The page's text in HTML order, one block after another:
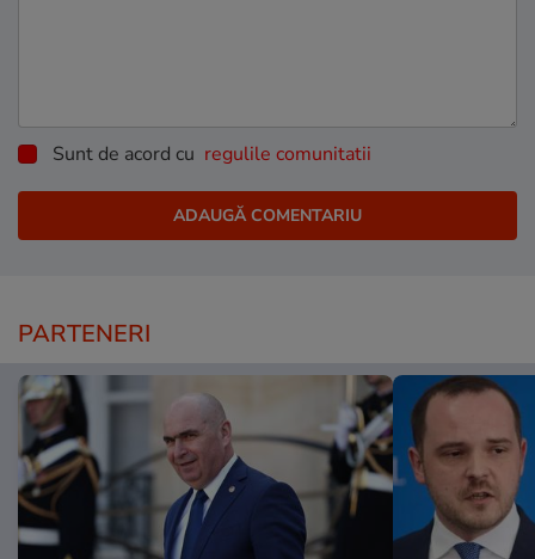
Sunt de acord cu regulile comunitatii
PARTENERI